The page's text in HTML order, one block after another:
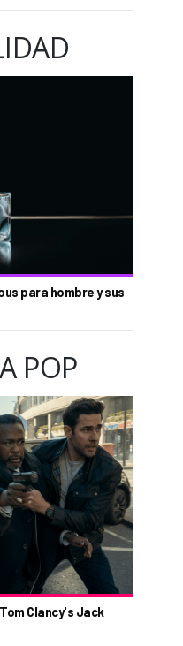
para hombre y sus
POP
Clancy's Jack